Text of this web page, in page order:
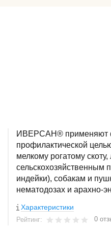
ИВЕРСАН® применяют
профилактической
мелкому рогатому
сельскохозяйственным
индейки), собакам и
нематодозах и арахно-
Характеристики
Рейтинг: 0